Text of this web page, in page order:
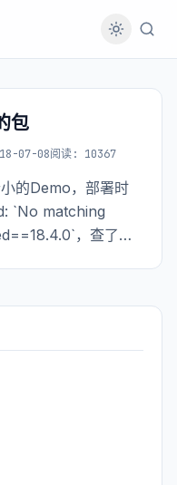
包
07-08阅读: 10367
的Demo，部署时
`No matching
，查了下